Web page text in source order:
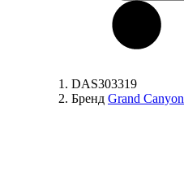
DAS303319
Бренд Grand Canyon